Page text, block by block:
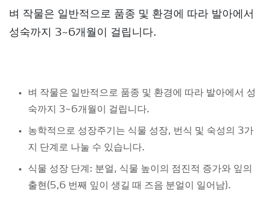
벼 작물은 일반적으로 품종 및 환경에 따라 발아에서
성숙까지 3~6개월이 걸립니다.
벼 작물은 일반적으로 품종 및 환경에 따라 발아에서 성
숙까지 3~6개월이 걸립니다.
농학적으로 성장주기는 식물 성장, 번식 및 숙성의 3가
지 단계로 나눌 수 있습니다.
식물 성장 단계: 분얼, 식물 높이의 점진적 증가와 잎의
출현(5,6 번째 잎이 생길 때 즈음 분얼이 일어남).